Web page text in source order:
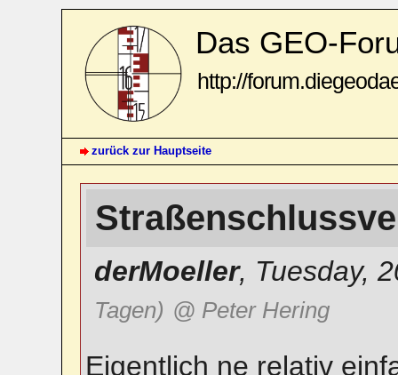
Das GEO-
http://
zurück zur Hauptseite
derMoeller, Tuesday,
Tagen) @ Peter Hering
Eigentlich ne relativ